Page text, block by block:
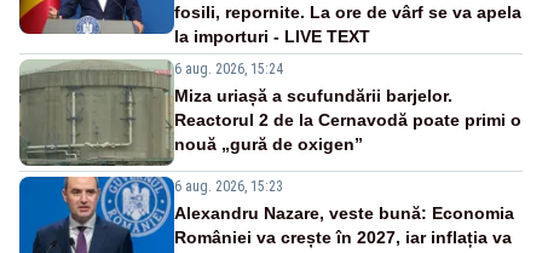
fosili, repornite. La ore de vârf se va apela
la importuri - LIVE TEXT
6 aug. 2026, 15:24
Miza uriașă a scufundării barjelor.
Reactorul 2 de la Cernavodă poate primi o
nouă „gură de oxigen”
6 aug. 2026, 15:23
Alexandru Nazare, veste bună: Economia
României va crește în 2027, iar inflația va